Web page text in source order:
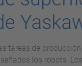
tareas de
los robots.